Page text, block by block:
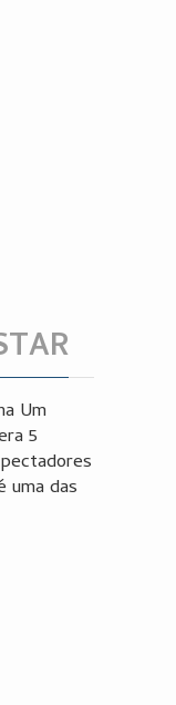
Um
5
uma das